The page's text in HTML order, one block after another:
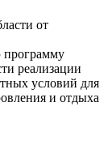
от
программу
реализации
условий для
и отдыха